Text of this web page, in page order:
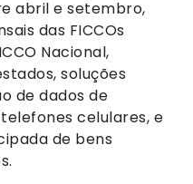
abril e setembro,
das FICCOs
Nacional,
soluções
de dados de
celulares, e
de bens